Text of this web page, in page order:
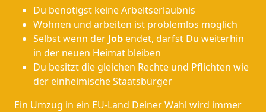
Du benötigst keine Arbeitserlaubnis
Wohnen und arbeiten ist problemlos möglich
Selbst wenn der Jobendet, darfst Du weiterhin
in der neuen Heimat bleiben
Du besitzt die gleichen Rechte und Pflichten wie
der einheimische Staatsbürger
Ein Umzug in ein EU-Land Deiner Wahl wird immer